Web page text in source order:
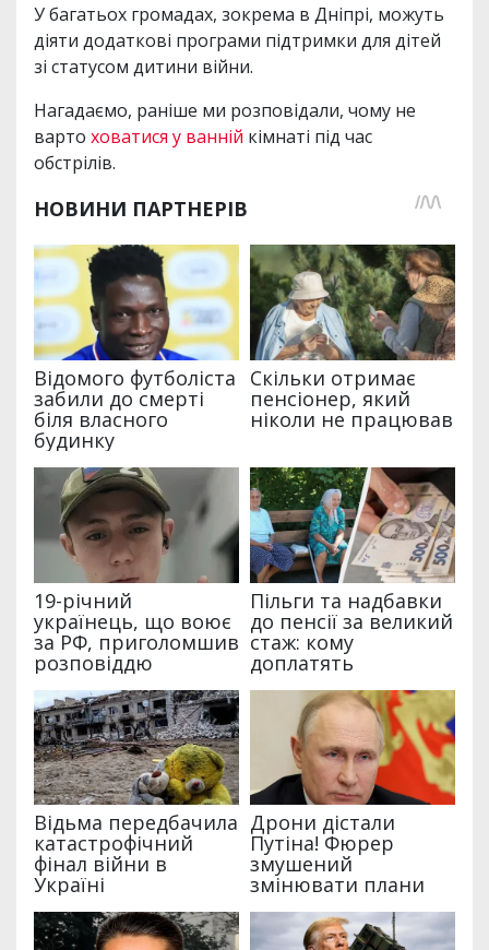
У багатьох громадах, зокрема в Дніпрі, можуть
діяти додаткові програми підтримки для дітей
зі статусом дитини війни.
Нагадаємо, раніше ми розповідали, чому не
варто ховатися у ванній кімнаті під час
обстрілів.